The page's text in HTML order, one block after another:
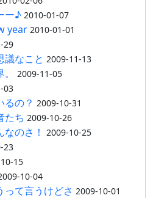
ー♪ 2010-01-07
year 2010-01-01
29
議なこと 2009-11-13
2009-11-05
03
るの？ 2009-10-31
たち 2009-10-26
のさ！ 2009-10-25
23
15
10-04
って言うけどさ 2009-10-01